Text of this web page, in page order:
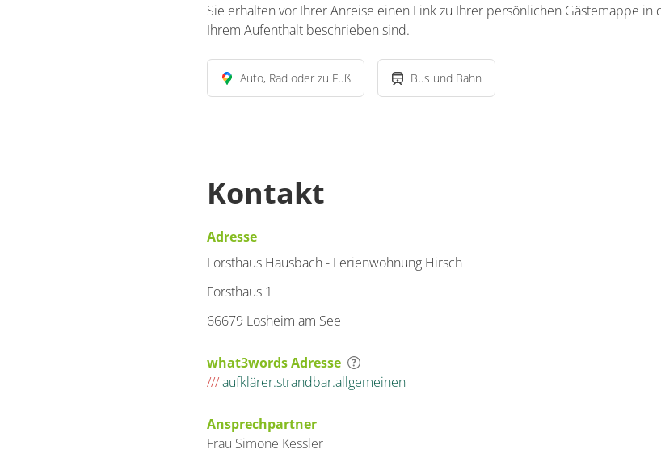
Sie erhalten vor Ihrer Anreise einen Link zu Ihrer persönlichen Gästemappe in
Ihrem Aufenthalt beschrieben sind.
Auto, Rad oder zu Fuß Bus und Bahn
Kontakt
Adresse
Forsthaus Hausbach - Ferienwohnung Hirsch
Forsthaus 1
66679 Losheim am See
what3words Adresse
///aufklärer.strandbar.allgemeinen
Ansprechpartner
Frau Simone Kessler